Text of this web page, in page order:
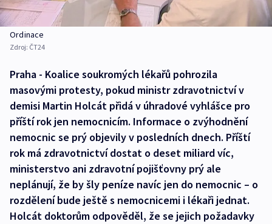
Ordinace
Zdroj: ČT24
Praha - Koalice soukromých lékařů pohrozila
masovými protesty, pokud ministr zdravotnictví v
demisi Martin Holcát přidá v úhradové vyhlášce pro
příští rok jen nemocnicím. Informace o zvýhodnění
nemocnic se prý objevily v posledních dnech. Příští
rok má zdravotnictví dostat o deset miliard víc,
ministerstvo ani zdravotní pojišťovny prý ale
neplánují, že by šly peníze navíc jen do nemocnic – o
rozdělení bude ještě s nemocnicemi i lékaři jednat.
Holcát doktorům odpověděl, že se jejich požadavky